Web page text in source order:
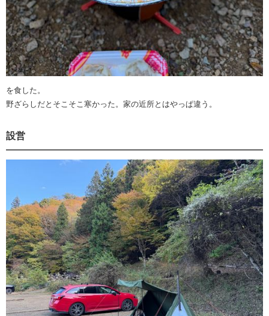
を食した。
野ざらしだとそこそこ寒かった。家の近所とはやっぱ違う。
設営